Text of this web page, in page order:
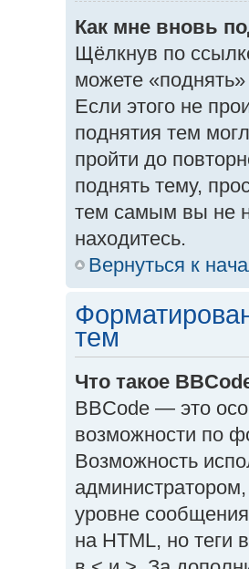
Как мне вновь
Щёлкнув по
можете
Если этого не
поднятия тем
пройти до
поднять тему,
тем самым вы не
находитесь.
Вернуться к
тем
Что такое
BBCode — это
возможности по
Возможность
уровне
на HTML, но теги